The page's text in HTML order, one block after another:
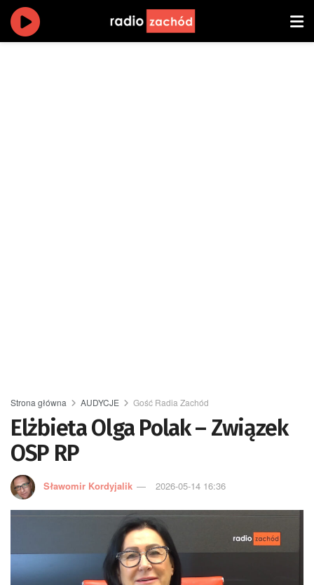
Strona główna AUDYCJE Gość Radia Zachód
Elżbieta Olga Polak – Związek
OSP RP
Sławomir Kordyjalik 2026-05-14 16:36